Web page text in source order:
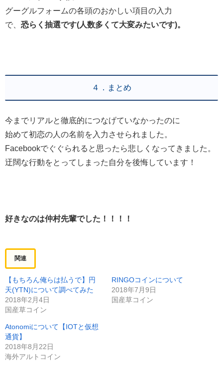
グーグルフォームの各頭のおかしい項目の入力
で、 恐らく抽選です(人数多くて大変みたいです)。
４．まとめ
今までリアルと徹底的につなげていなかったのに
始めて初恋の人の名前を入力させられました。
Facebookでぐぐられると思ったら悲しくなってきました。
迂闊な行動をとってしまった自分を後悔しています！
好きなのは仲村先輩でした！！！！
関連
【もちろん俺らは払うで】円
天(YTN)について調べてみた
2018年2月4日
国産草コイン
RINGOコインについて
2018年7月9日
国産草コイン
Atonomiについて【IOTと仮想
通貨】
2018年8月22日
海外アルトコイン